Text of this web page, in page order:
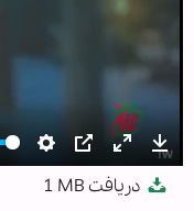
Settings
PIP Enter
دریافت 1 MB